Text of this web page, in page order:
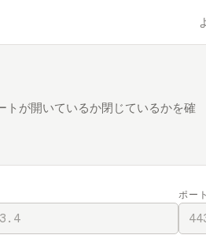
トが開いているか閉じているかを確
ポート